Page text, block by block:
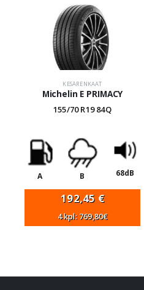
KESÄRENKAAT
Michelin E PRIMACY
155/70 R19 84Q
A B 68dB
192,45 €
4 kpl: 769,80€